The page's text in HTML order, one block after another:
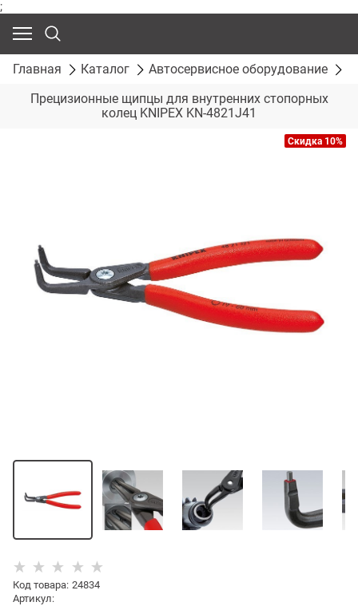
;
Главная Каталог Автосервисное оборудование
Прецизионные щипцы для внутренних стопорных
колец KNIPEX KN-4821J41
Скидка 10%
Код товара: 24834
Артикул: